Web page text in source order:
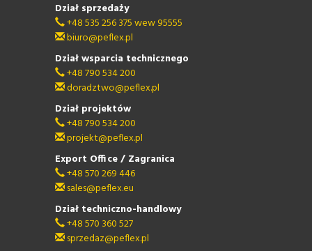
Dział sprzedaży
+48 535 256 375 wew 95555
biuro@peflex.pl
Dział wsparcia technicznego
+48 790 534 200
doradztwo@peflex.pl
Dział projektów
+48 790 534 200
projekt@peflex.pl
Export Office / Zagranica
+48 570 269 446
sales@peflex.eu
Dział techniczno-handlowy
+48 570 360 527
sprzedaz@peflex.pl